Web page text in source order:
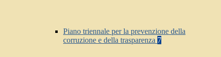
Piano triennale per la prevenzione della
corruzione e della trasparenza 7